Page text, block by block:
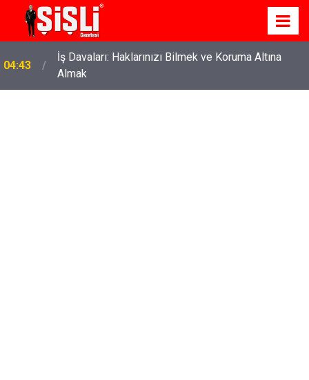
04:43
İş Davaları: Haklarınızı Bilmek ve Koruma Altına
Almak